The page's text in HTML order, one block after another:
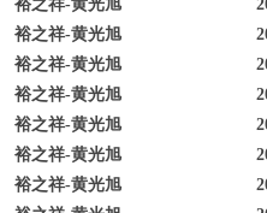
裕之祥-黄光旭
裕之祥-黄光旭
裕之祥-黄光旭
裕之祥-黄光旭
裕之祥-黄光旭
裕之祥-黄光旭
裕之祥-黄光旭